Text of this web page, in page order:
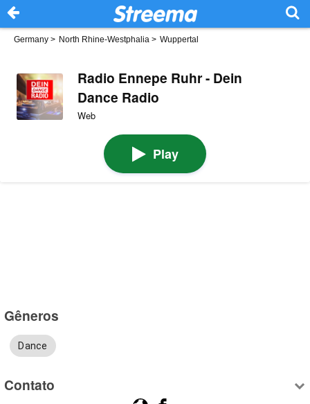
Germany > North Rhine-Westphalia > Wuppertal
Radio Ennepe Ruhr - Dein
Dance Radio
Web
Play
Gêneros
Dance
Contato